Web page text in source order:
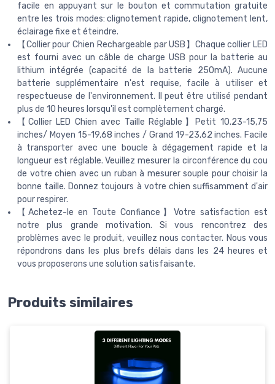
facile en appuyant sur le bouton et commutation gratuite
entre les trois modes: clignotement rapide, clignotement lent,
éclairage fixe et éteindre.
【Collier pour Chien Rechargeable par USB】Chaque collier LED
est fourni avec un câble de charge USB pour la batterie au
lithium intégrée (capacité de la batterie 250mA). Aucune
batterie supplémentaire n'est requise, facile à utiliser et
respectueuse de l'environnement. Il peut être utilisé pendant
plus de 10 heures lorsqu'il est complètement chargé.
【Collier LED Chien avec Taille Réglable】Petit 10.23-15,75
inches/ Moyen 15-19,68 inches / Grand 19-23,62 inches. Facile
à transporter avec une boucle à dégagement rapide et la
longueur est réglable. Veuillez mesurer la circonférence du cou
de votre chien avec un ruban à mesurer souple pour choisir la
bonne taille. Donnez toujours à votre chien suffisamment d'air
pour respirer.
【Achetez-le en Toute Confiance】Votre satisfaction est
notre plus grande motivation. Si vous rencontrez des
problèmes avec le produit, veuillez nous contacter. Nous vous
répondrons dans les plus brefs délais dans les 24 heures et
vous proposerons une solution satisfaisante.
Produits similaires